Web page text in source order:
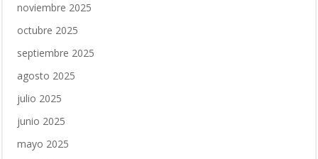
noviembre 2025
octubre 2025
septiembre 2025
agosto 2025
julio 2025
junio 2025
mayo 2025